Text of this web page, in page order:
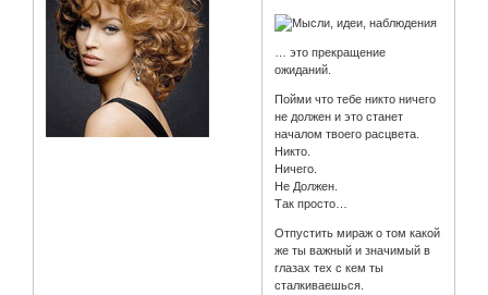
… это прекращение
ожиданий.
Пойми что тебе никто ничего
не должен и это станет
началом твоего расцвета.
Никто.
Ничего.
Не Должен.
Так просто…
Отпустить мираж о том какой
же ты важный и значимый в
глазах тех с кем ты
сталкиваешься.